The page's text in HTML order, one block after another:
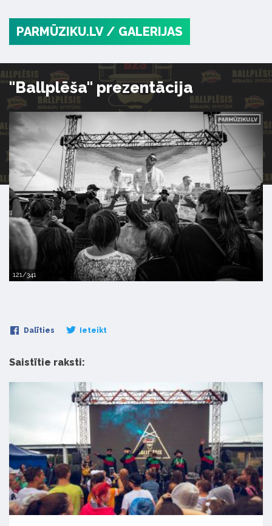
PARMŪZIKU.LV / GALERIJAS
"Ballplēša" prezentācija
121/341
Dalīties Ieteikt
Saistītie raksti: